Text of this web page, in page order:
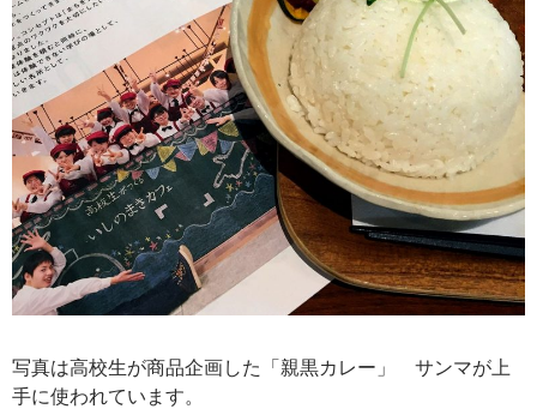
写真は高校生が商品企画した「親黒カレー」 サンマが上
手に使われています。